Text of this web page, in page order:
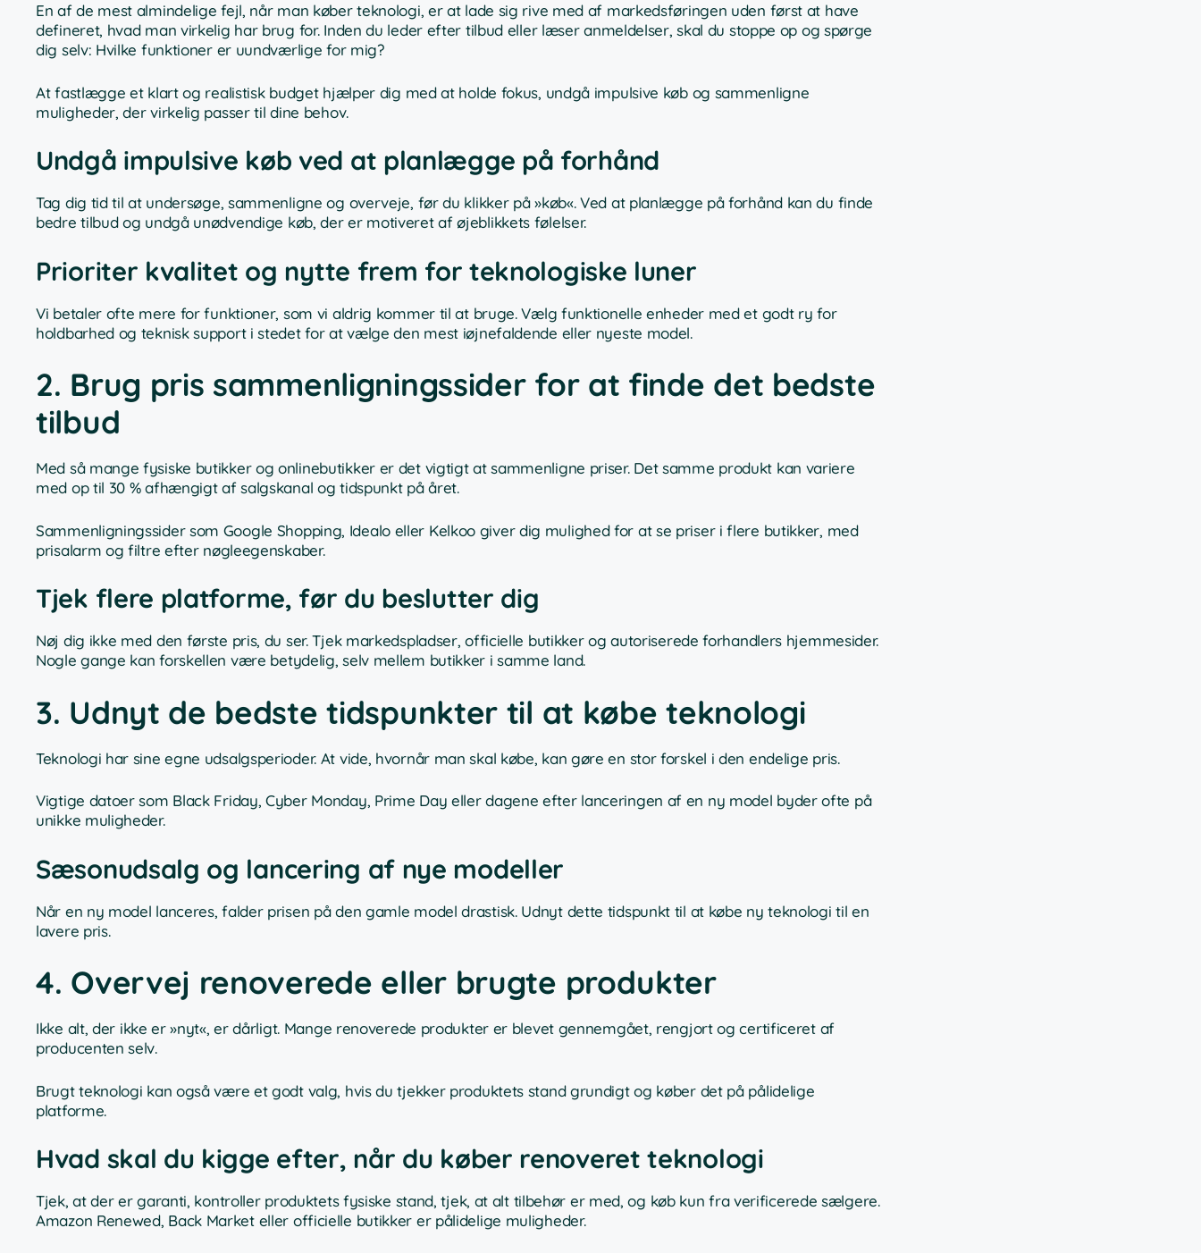
En af de mest almindelige fejl, når man køber teknologi, er at lade sig rive med af markedsføringen uden først at have
defineret, hvad man virkelig har brug for. Inden du leder efter tilbud eller læser anmeldelser, skal du stoppe op og spørge
dig selv: Hvilke funktioner er uundværlige for mig?
At fastlægge et klart og realistisk budget hjælper dig med at holde fokus, undgå impulsive køb og sammenligne
muligheder, der virkelig passer til dine behov.
Undgå impulsive køb ved at planlægge på forhånd
Tag dig tid til at undersøge, sammenligne og overveje, før du klikker på »køb«. Ved at planlægge på forhånd kan du finde
bedre tilbud og undgå unødvendige køb, der er motiveret af øjeblikkets følelser.
Prioriter kvalitet og nytte frem for teknologiske luner
Vi betaler ofte mere for funktioner, som vi aldrig kommer til at bruge. Vælg funktionelle enheder med et godt ry for
holdbarhed og teknisk support i stedet for at vælge den mest iøjnefaldende eller nyeste model.
2. Brug pris sammenligningssider for at finde det bedste
tilbud
Med så mange fysiske butikker og onlinebutikker er det vigtigt at sammenligne priser. Det samme produkt kan variere
med op til 30 % afhængigt af salgskanal og tidspunkt på året.
Sammenligningssider som Google Shopping, Idealo eller Kelkoo giver dig mulighed for at se priser i flere butikker, med
prisalarm og filtre efter nøgleegenskaber.
Tjek flere platforme, før du beslutter dig
Nøj dig ikke med den første pris, du ser. Tjek markedspladser, officielle butikker og autoriserede forhandlers hjemmesider.
Nogle gange kan forskellen være betydelig, selv mellem butikker i samme land.
3. Udnyt de bedste tidspunkter til at købe teknologi
Teknologi har sine egne udsalgsperioder. At vide, hvornår man skal købe, kan gøre en stor forskel i den endelige pris.
Vigtige datoer som Black Friday, Cyber Monday, Prime Day eller dagene efter lanceringen af en ny model byder ofte på
unikke muligheder.
Sæsonudsalg og lancering af nye modeller
Når en ny model lanceres, falder prisen på den gamle model drastisk. Udnyt dette tidspunkt til at købe ny teknologi til en
lavere pris.
4. Overvej renoverede eller brugte produkter
Ikke alt, der ikke er »nyt«, er dårligt. Mange renoverede produkter er blevet gennemgået, rengjort og certificeret af
producenten selv.
Brugt teknologi kan også være et godt valg, hvis du tjekker produktets stand grundigt og køber det på pålidelige
platforme.
Hvad skal du kigge efter, når du køber renoveret teknologi
Tjek, at der er garanti, kontroller produktets fysiske stand, tjek, at alt tilbehør er med, og køb kun fra verificerede sælgere.
Amazon Renewed, Back Market eller officielle butikker er pålidelige muligheder.